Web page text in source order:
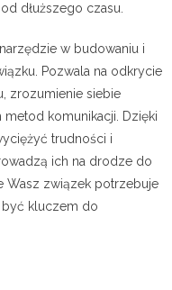
dłuższego czasu.
w budowaniu i
Pozwala na odkrycie
zrozumienie siebie
komunikacji. Dzięki
trudności i
ich na drodze do
Wasz związek potrzebuje
być kluczem do